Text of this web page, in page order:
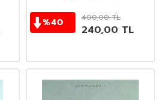
%40 400,00TL
240,00 TL